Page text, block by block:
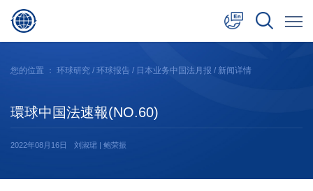
日本語
您的位置 ： 环球研究 / 环球报告 / 日本业务中国法月报 / 新闻详情
環球中国法速報(NO.60)
2022年08月16日 刘淑珺 | 鲍荣振